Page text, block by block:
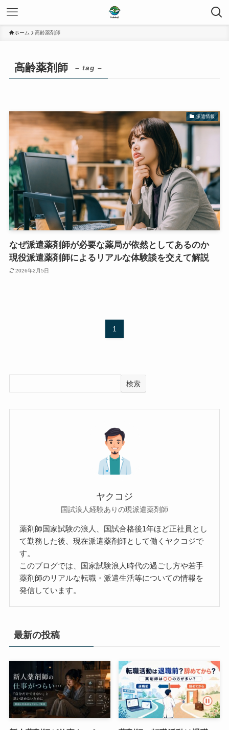
ホーム 高齢薬剤師
高齢薬剤師 – tag –
派遣情報
なぜ派遣薬剤師が必要な薬局が依然としてあるのか
現役派遣薬剤師によるリアルな体験談を交えて解説
2026年2月5日
1
検索
ヤクコジ
国試浪人経験ありの現派遣薬剤師
薬剤師国家試験の浪人、国試合格後1年ほど正社員とし
て勤務した後、現在派遣薬剤師として働くヤクコジで
す。
このブログでは、国家試験浪人時代の過ごし方や若手
薬剤師のリアルな転職・派遣生活等についての情報を
発信しています。
最新の投稿